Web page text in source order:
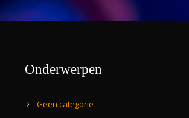
Onderwerpen
Geen categorie